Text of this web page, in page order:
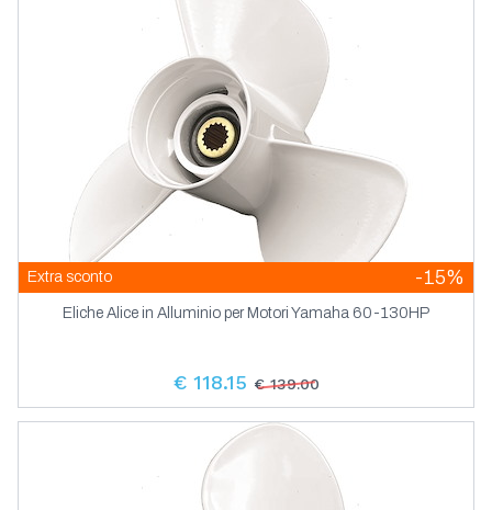
Extra sconto -15%
Eliche Alice in Alluminio per Motori Yamaha 60-130HP
€ 118.15 € 139.00